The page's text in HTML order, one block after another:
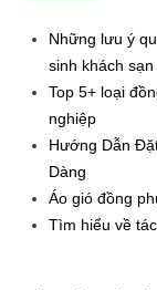
Những lưu ý
sinh khách sạn
Top 5+ loại
nghiệp
Hướng Dẫn
Dàng
Áo gió đồng
Tìm hiểu về